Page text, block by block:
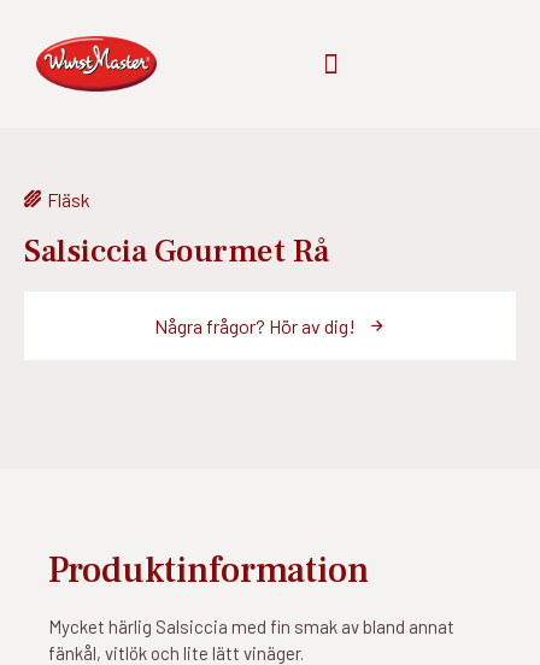
Fläsk
Salsiccia Gourmet Rå
Några frågor? Hör av dig!
Produktinformation
Mycket härlig Salsiccia med fin smak av bland annat
fänkål, vitlök och lite lätt vinäger.